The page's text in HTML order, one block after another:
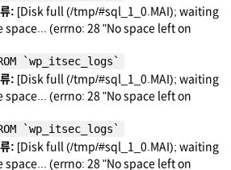
: [Disk full (/tmp/#sql_1_0.MAI); waiting
space... (errno: 28 "No space left on
`wp_itsec_logs`
: [Disk full (/tmp/#sql_1_0.MAI); waiting
space... (errno: 28 "No space left on
`wp_itsec_logs`
: [Disk full (/tmp/#sql_1_0.MAI); waiting
space... (errno: 28 "No space left on